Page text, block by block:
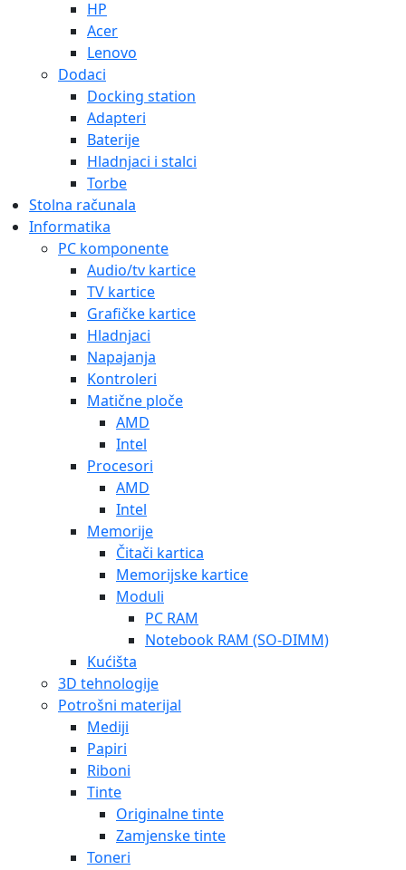
HP
Acer
Lenovo
Dodaci
Docking station
Adapteri
Baterije
Hladnjaci i stalci
Torbe
Stolna računala
Informatika
PC komponente
Audio/tv kartice
TV kartice
Grafičke kartice
Hladnjaci
Napajanja
Kontroleri
Matične ploče
AMD
Intel
Procesori
AMD
Intel
Memorije
Čitači kartica
Memorijske kartice
Moduli
PC RAM
Notebook RAM (SO-DIMM)
Kućišta
3D tehnologije
Potrošni materijal
Mediji
Papiri
Riboni
Tinte
Originalne tinte
Zamjenske tinte
Toneri